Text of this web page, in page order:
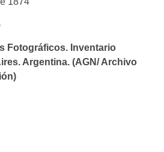
Fotográficos. Inventario
Argentina. (AGN/ Archivo